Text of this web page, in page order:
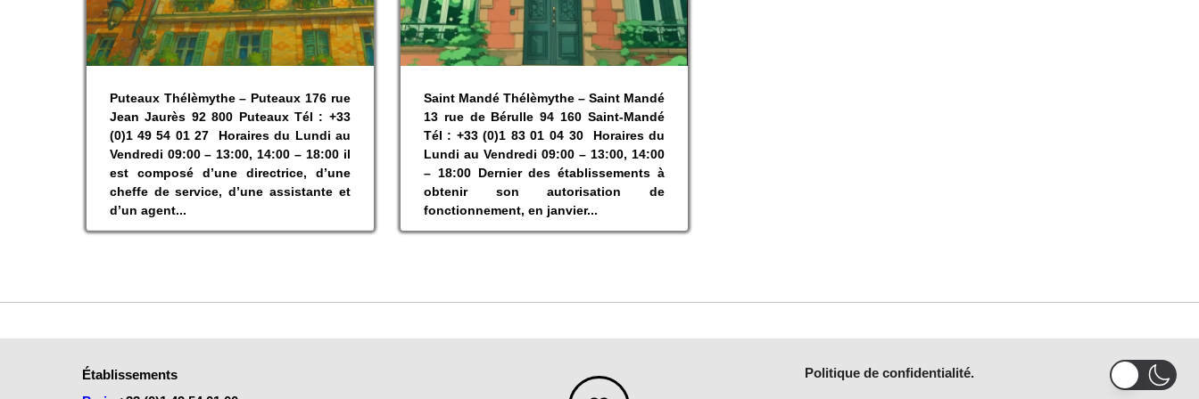
Puteaux Thélèmythe – Puteaux 176 rue
Jean Jaurès 92 800 Puteaux Tél : +33
(0)1 49 54 01 27 Horaires du Lundi au
Vendredi 09:00 – 13:00, 14:00 – 18:00 il
est composé d’une directrice, d’une
cheffe de service, d’une assistante et
d’un agent...
Saint Mandé Thélèmythe – Saint Mandé
13 rue de Bérulle 94 160 Saint-Mandé
Tél : +33 (0)1 83 01 04 30 Horaires du
Lundi au Vendredi 09:00 – 13:00, 14:00
– 18:00 Dernier des établissements à
obtenir son autorisation de
fonctionnement, en janvier...
Établissements
Politique de confidentialité.